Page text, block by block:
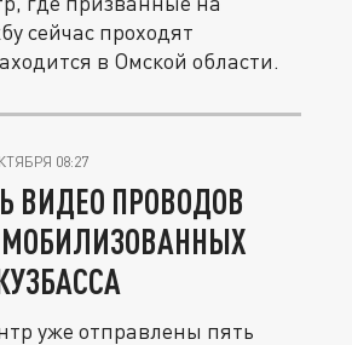
сейчас проходят
в Омской области.
08:27
ВИДЕО ПРОВОДОВ
уже отправлены пять